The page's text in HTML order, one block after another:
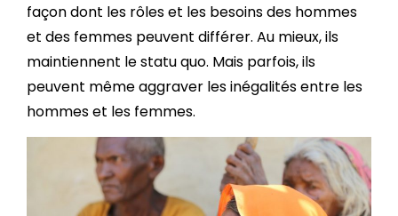
façon dont les rôles et les besoins des hommes
et des femmes peuvent différer. Au mieux, ils
maintiennent le statu quo. Mais parfois, ils
peuvent même aggraver les inégalités entre les
hommes et les femmes.